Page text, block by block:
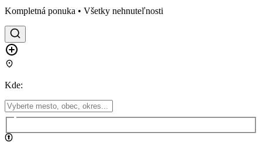
Kompletná ponuka • Všetky nehnuteľnosti
Kde: